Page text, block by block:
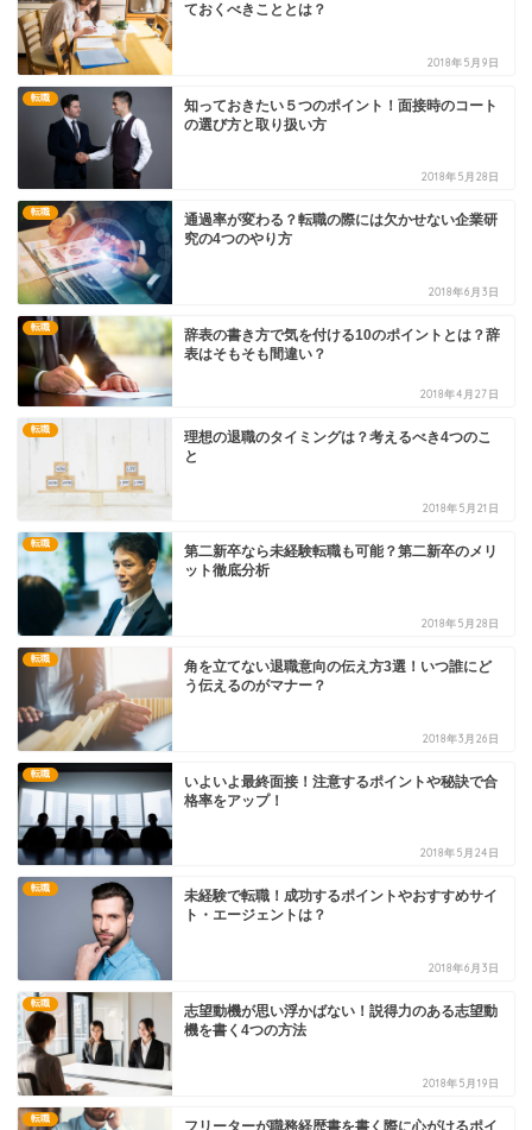
ておくべきこととは？
2018年5月9日
転職
知っておきたい５つのポイント！面接時のコート
の選び方と取り扱い方
2018年5月28日
転職
通過率が変わる？転職の際には欠かせない企業研
究の4つのやり方
2018年6月3日
転職
辞表の書き方で気を付ける10のポイントとは？辞
表はそもそも間違い？
2018年4月27日
転職
理想の退職のタイミングは？考えるべき4つのこ
と
2018年5月21日
転職
第二新卒なら未経験転職も可能？第二新卒のメリ
ット徹底分析
2018年5月28日
転職
角を立てない退職意向の伝え方3選！いつ誰にど
う伝えるのがマナー？
2018年3月26日
転職
いよいよ最終面接！注意するポイントや秘訣で合
格率をアップ！
2018年5月24日
転職
未経験で転職！成功するポイントやおすすめサイ
ト・エージェントは？
2018年6月3日
転職
志望動機が思い浮かばない！説得力のある志望動
機を書く4つの方法
2018年5月19日
転職 フリーターが職務経歴書を書く際に心がけるポイ